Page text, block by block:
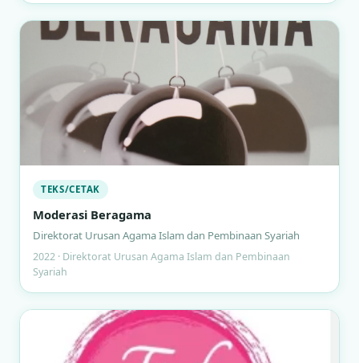
TEKS/CETAK
Moderasi Beragama
Direktorat Urusan Agama Islam dan Pembinaan Syariah
2022 · Direktorat Urusan Agama Islam dan Pembinaan
Syariah